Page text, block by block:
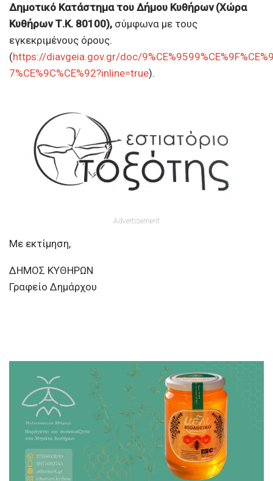
Δημοτικό Κατάστημα του Δήμου Κυθήρων (Χώρα
Κυθήρων Τ.Κ. 80100), σύμφωνα με τους
εγκεκριμένους όρους.
(https://diavgeia.gov.gr/doc/
7%CE%9C%CE%92?inline=true).
Advertisement
Με εκτίμηση,
ΔΗΜΟΣ ΚΥΘΗΡΩΝ
Γραφείο Δημάρχου